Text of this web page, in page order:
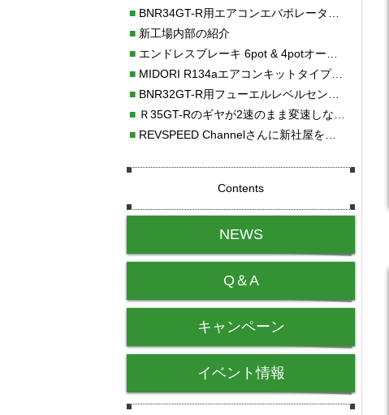
■BNR34GT-R用エアコンエバポレーターを新発売！！
■新工場内部の紹介
■エンドレスブレーキ 6pot & 4potオーバーホール
■MIDORI R134aエアコンキットタイプⅡ取り付け
■BNR32GT-R用フューエルレベルセンサー新発売！！
■Ｒ35GT-Rのギヤが2速のまま変速しない！！
■REVSPEED Channelさんに新社屋を紹介していただきました!!
Contents
NEWS
Q＆A
キャンペーン
イベント情報